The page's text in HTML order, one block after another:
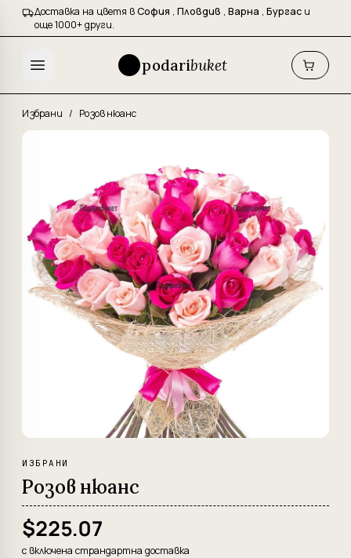
Доставка на цветя вСофия , Пловдив , Варна , Бургас и
още 1000+ други.
podaribuket
Избрани / Розов нюанс
ИЗБРАНИ
Розов нюанс
$225.07
с включена страндартна доставка